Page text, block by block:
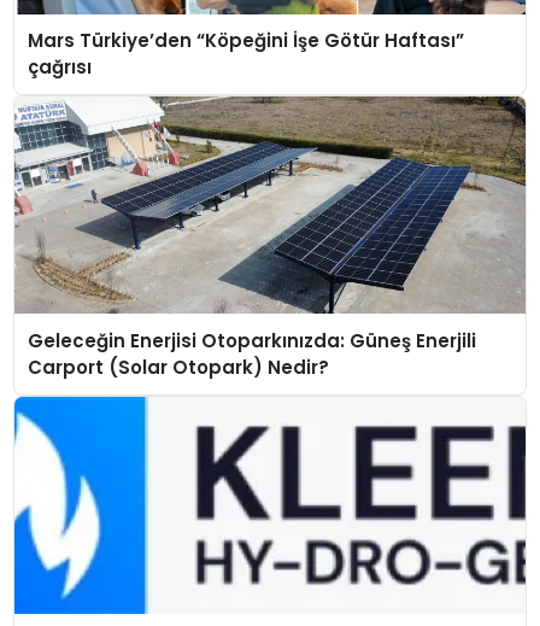
Mars Türkiye’den “Köpeğini İşe Götür Haftası”
çağrısı
Geleceğin Enerjisi Otoparkınızda: Güneş Enerjili
Carport (Solar Otopark) Nedir?